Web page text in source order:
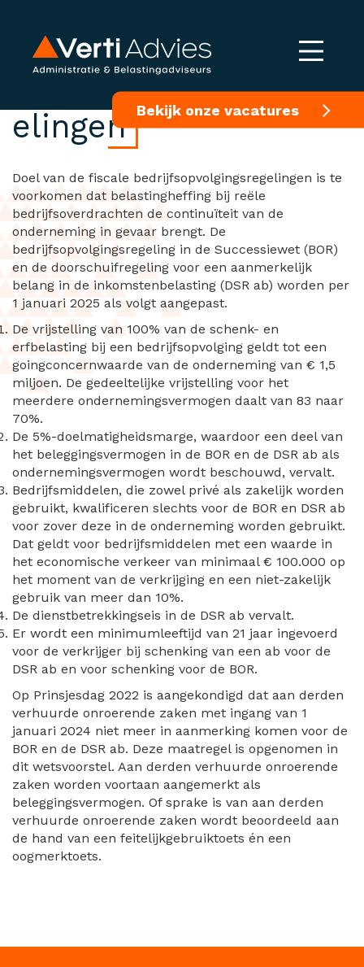
Bekijk onze vacatures
Bedrijfsopvolgingsreg
elingen
Doel van de fiscale bedrijfsopvolgingsregelingen is te
voorkomen dat belastingheffing bij reële
bedrijfsoverdrachten de continuïteit van de
onderneming in gevaar brengt. De
bedrijfsopvolgingsregeling in de Successiewet (BOR)
en de doorschuifregeling voor een aanmerkelijk
belang in de inkomstenbelasting (DSR ab) worden per
1 januari 2025 als volgt aangepast.
De vrijstelling van 100% van de schenk- en
erfbelasting bij een bedrijfsopvolging geldt tot een
goingconcernwaarde van de onderneming van € 1,5
miljoen. De gedeeltelijke vrijstelling voor het
meerdere ondernemingsvermogen daalt van 83 naar
70%.
De 5%-doelmatigheidsmarge, waardoor een deel van
het beleggingsvermogen in de BOR en de DSR ab als
ondernemingsvermogen wordt beschouwd, vervalt.
Bedrijfsmiddelen, die zowel privé als zakelijk worden
gebruikt, kwalificeren slechts voor de BOR en DSR ab
voor zover deze in de onderneming worden gebruikt.
Dat geldt voor bedrijfsmiddelen met een waarde in
het economische verkeer van minimaal € 100.000 op
het moment van de verkrijging en een niet-zakelijk
gebruik van meer dan 10%.
De dienstbetrekkingseis in de DSR ab vervalt.
Er wordt een minimumleeftijd van 21 jaar ingevoerd
voor de verkrijger bij schenking van een ab voor de
DSR ab en voor schenking voor de BOR.
Op Prinsjesdag 2022 is aangekondigd dat aan derden
verhuurde onroerende zaken met ingang van 1
januari 2024 niet meer in aanmerking komen voor de
BOR en de DSR ab. Deze maatregel is opgenomen in
dit wetsvoorstel. Aan derden verhuurde onroerende
zaken worden voortaan aangemerkt als
beleggingsvermogen. Of sprake is van aan derden
verhuurde onroerende zaken wordt beoordeeld aan
de hand van een feitelijkgebruiktoets én een
oogmerktoets.